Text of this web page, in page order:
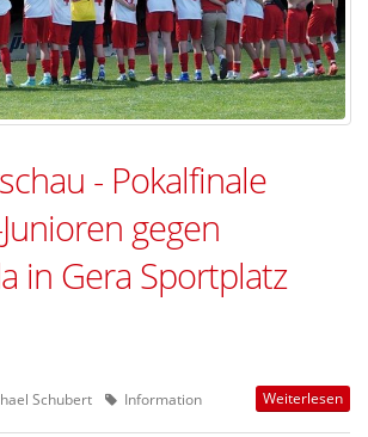
- Pokalfinale
gegen
in Gera Sportplatz
Schubert Information Weiterlesen